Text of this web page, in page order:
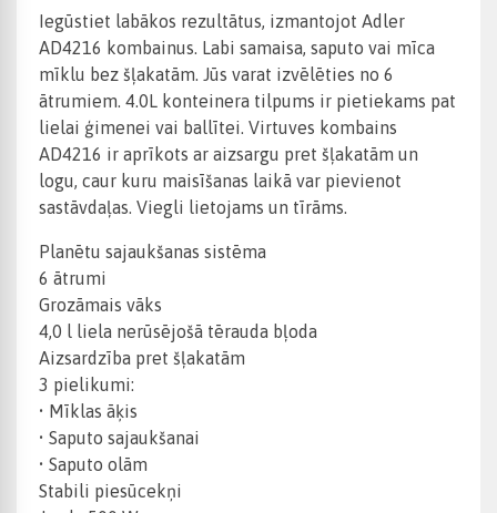
Iegūstiet labākos rezultātus, izmantojot Adler
AD4216 kombainus. Labi samaisa, saputo vai mīca
mīklu bez šļakatām. Jūs varat izvēlēties no 6
ātrumiem. 4.0L konteinera tilpums ir pietiekams pat
lielai ģimenei vai ballītei. Virtuves kombains
AD4216 ir aprīkots ar aizsargu pret šļakatām un
logu, caur kuru maisīšanas laikā var pievienot
sastāvdaļas. Viegli lietojams un tīrāms.
Planētu sajaukšanas sistēma
6 ātrumi
Grozāmais vāks
4,0 l liela nerūsējošā tērauda bļoda
Aizsardzība pret šļakatām
3 pielikumi:
• Mīklas āķis
• Saputo sajaukšanai
• Saputo olām
Stabili piesūcekņi